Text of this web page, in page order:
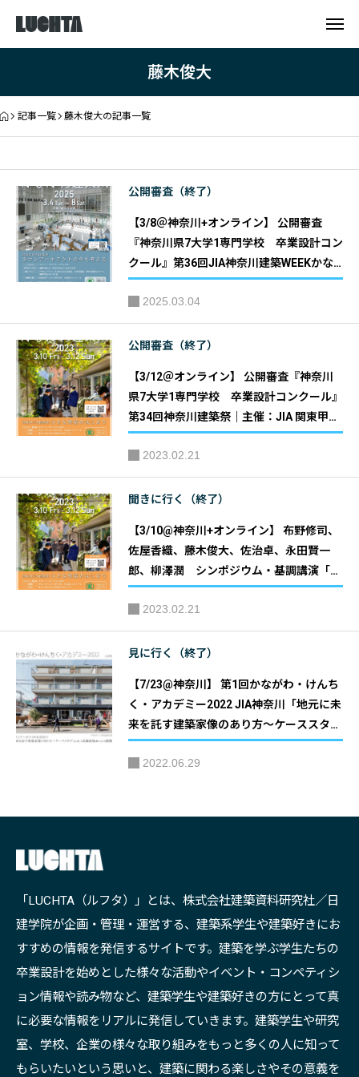
藤木俊大
記事一覧 藤木俊大の記事一覧
公開審査（終了）
【3/8＠神奈川+オンライン】 公開審査
『神奈川県7大学1専門学校 卒業設計コン
クール』第36回JIA神奈川建築WEEKかな
がわ建築祭2025｜主催：JIA 関東甲信越支
部 神奈川地域会(JIA神奈川)
2025.03.04
公開審査（終了）
【3/12＠オンライン】 公開審査『神奈川
県7大学1専門学校 卒業設計コンクール』
第34回神奈川建築祭｜主催：JIA 関東甲信
越支部 神奈川地域会(JIA神奈川)
2023.02.21
聞きに行く（終了）
【3/10@神奈川+オンライン】 布野修司、
佐屋香織、藤木俊大、佐治卓、永田賢一
郎、柳澤潤 シンポジウム・基調講演「タ
ウンアーキテクトの可能性」第34回神奈川
建築祭｜主催：JIA 関東甲信越支部 神奈川
地域会(JIA神奈川)
2023.02.21
見に行く（終了）
【7/23@神奈川】 第1回かながわ・けんち
く・アカデミー2022 JIA神奈川「地元に未
来を託す建築家像のあり方〜ケーススタデ
ィvol.1武蔵新城＆vol.2藤棚商店街〜」｜
主催：JIA 関東甲信越支部 神奈川地域会(JI
2022.06.29
「LUCHTA（ルフタ）」とは、株式会社建築資料研究社／日
建学院が企画・管理・運営する、建築系学生や建築好きにお
すすめの情報を発信するサイトです。建築を学ぶ学生たちの
卒業設計を始めとした様々な活動やイベント・コンペティシ
ョン情報や読み物など、建築学生や建築好きの方にとって真
に必要な情報をリアルに発信していきます。建築学生や研究
室、学校、企業の様々な取り組みをもっと多くの人に知って
もらいたいという思いと、建築に関わる楽しさやその意義を